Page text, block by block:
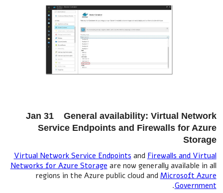
Jan 31 General availability: Virtual Network
Service Endpoints and Firewalls for Azure
Storage
Virtual Network Service Endpoints and Firewalls and Virtual
Networks for Azure Storage are now generally available in all
regions in the Azure public cloud and Microsoft Azure
Government
.